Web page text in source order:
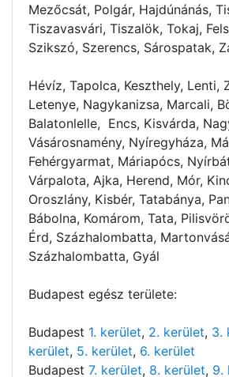
Mezőcsát, Polgár, Hajdúnánás,
Tiszavasvári, Tiszalök, Tokaj,
Szikszó, Szerencs, Sárospatak,
Hévíz, Tapolca, Keszthely, Lenti,
Letenye, Nagykanizsa, Marcali,
Balatonlelle, Encs, Kisvárda,
Vásárosnamény, Nyíregyháza,
Fehérgyarmat, Máriapócs,
Várpalota, Ajka, Herend, Mór,
Oroszlány, Kisbér, Tatabánya,
Bábolna, Komárom, Tata,
Érd, Százhalombatta,
Százhalombatta, Gyál
Budapest egész területe:
Budapest 1. kerület, 2. kerület, 3.
kerület, 5. kerület, 6. kerület
Budapest 7. kerület, 8. kerület, 9.